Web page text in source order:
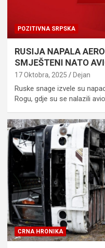
POZITIVNA SRPSKA
RUSIJA NAPALA
SMJEŠTENI NATO
17 Oktobra, 2025 Dejan
Ruske snage izvele su
Rogu, gdje su se nalazili
CRNA HRONIKA